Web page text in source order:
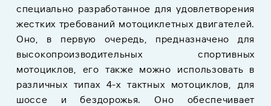
специально разработанное для удовлетворения
жестких требований мотоциклетных двигателей.
Оно, в первую очередь, предназначено для
высокопроизводительных спортивных
мотоциклов, его также можно использовать в
различных типах 4-х тактных мотоциклов, для
шоссе и бездорожья. Оно обеспечивает